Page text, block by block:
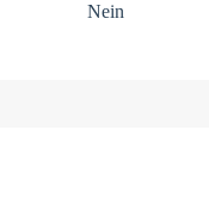
Nein